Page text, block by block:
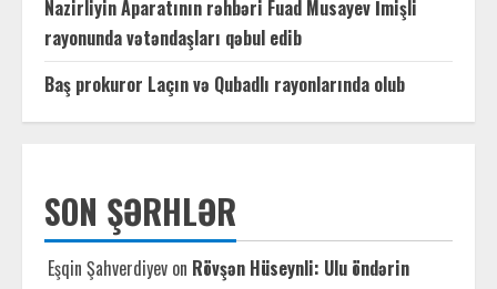
Nazirliyin Aparatının rəhbəri Fuad Musayev İmişli
rayonunda vətəndaşları qəbul edib
Baş prokuror Laçın və Qubadlı rayonlarında olub
SON ŞƏRHLƏR
Eşqin Şahverdiyev on Rövşən Hüseynli: Ulu öndərin